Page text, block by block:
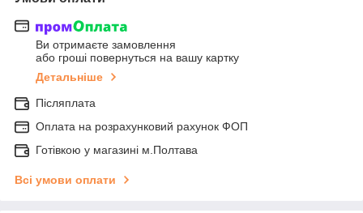
Ви отримаєте замовлення
або гроші повернуться на вашу картку
Детальніше
Післяплата
Оплата на розрахунковий рахунок ФОП
Готівкою у магазині м.Полтава
Всі умови оплати